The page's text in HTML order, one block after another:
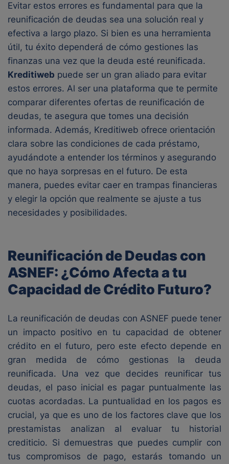
Evitar estos errores es fundamental para que la
reunificación de deudas sea una solución real y
efectiva a largo plazo. Si bien es una herramienta
útil, tu éxito dependerá de cómo gestiones las
finanzas una vez que la deuda esté reunificada.
Kreditiweb puede ser un gran aliado para evitar
estos errores. Al ser una plataforma que te permite
comparar diferentes ofertas de reunificación de
deudas, te asegura que tomes una decisión
informada. Además, Kreditiweb ofrece orientación
clara sobre las condiciones de cada préstamo,
ayudándote a entender los términos y asegurando
que no haya sorpresas en el futuro. De esta
manera, puedes evitar caer en trampas financieras
y elegir la opción que realmente se ajuste a tus
necesidades y posibilidades.
Reunificación de Deudas con
ASNEF: ¿Cómo Afecta a tu
Capacidad de Crédito Futuro?
La reunificación de deudas con ASNEF puede tener
un impacto positivo en tu capacidad de obtener
crédito en el futuro, pero este efecto depende en
gran medida de cómo gestionas la deuda
reunificada. Una vez que decides reunificar tus
deudas, el paso inicial es pagar puntualmente las
cuotas acordadas. La puntualidad en los pagos es
crucial, ya que es uno de los factores clave que los
prestamistas analizan al evaluar tu historial
crediticio. Si demuestras que puedes cumplir con
tus compromisos de pago, estarás tomando un